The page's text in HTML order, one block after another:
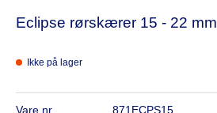
Eclipse rørskærer 15 - 22 mm
Ikke på lager
Vare nr.
871ECPS15